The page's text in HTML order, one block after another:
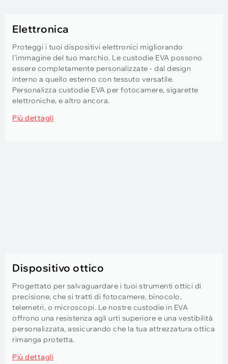
Elettronica
Proteggi i tuoi dispositivi elettronici migliorando
l'immagine del tuo marchio. Le custodie EVA possono
essere completamente personalizzate - dal design
interno a quello esterno con tessuto versatile.
Personalizza custodie EVA per fotocamere, sigarette
elettroniche, e altro ancora.
Più dettagli
Dispositivo ottico
Progettato per salvaguardare i tuoi strumenti ottici di
precisione, che si tratti di fotocamere, binocolo,
telemetri, o microscopi. Le nostre custodie in EVA
offrono una resistenza agli urti superiore e una vestibilità
personalizzata, assicurando che la tua attrezzatura ottica
rimanga protetta.
Più dettagli